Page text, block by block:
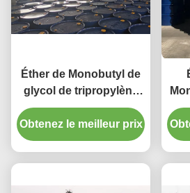
Éther de Monobutyl de
glycol de tripropylène
de TPNB enduisant le
dissolvant d'auxiliaire
de Leatherwear
Obtenez le meilleur prix